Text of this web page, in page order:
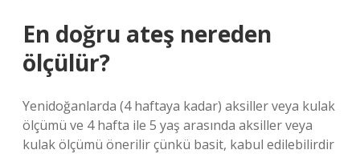
En doğru ateş nereden
ölçülür?
Yenidoğanlarda (4 haftaya kadar) aksiller veya kulak
ölçümü ve 4 hafta ile 5 yaş arasında aksiller veya
kulak ölçümü önerilir çünkü basit, kabul edilebilirdir